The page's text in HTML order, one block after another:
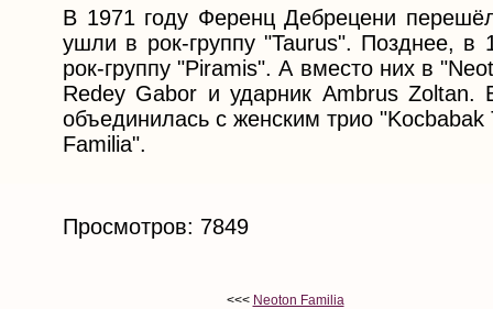
В 1971 году Ференц Дебрецени
ушли в рок-группу "Taurus". Позднее,
рок-группу "Piramis". А вместо них в
Redey Gabor и ударник Ambrus Zoltan.
объединилась с женским трио
Familia".
Просмотров: 7849
<<< Neoton Familia